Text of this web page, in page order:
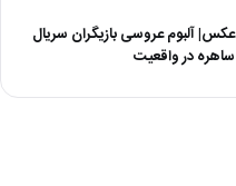
عکس| آلبوم عروسی بازیگران سریال
ساهره در واقعیت